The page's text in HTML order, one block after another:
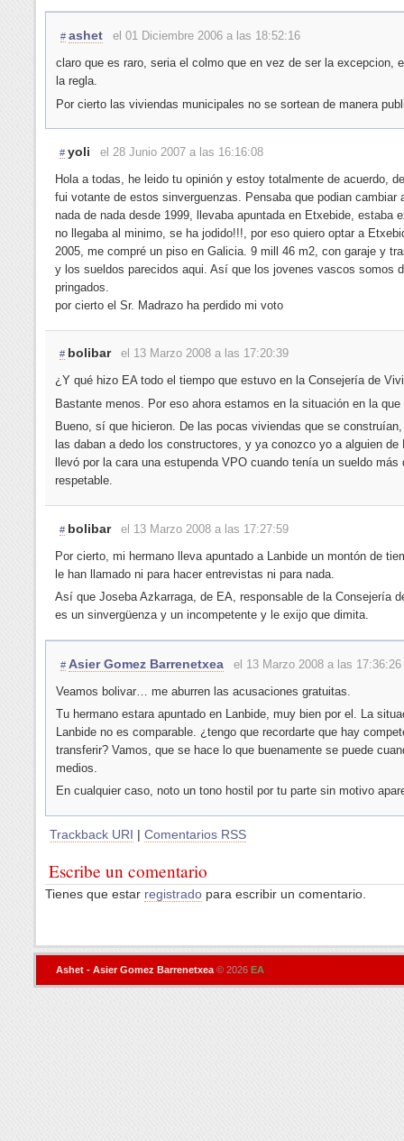
# ashet
el 01 Diciembre 2006 a las 18:52:16
claro que es raro, seria el colmo que en vez de ser la excepcion,
la regla.
Por cierto las viviendas municipales no se sortean de manera
# yoli
el 28 Junio 2007 a las 16:16:08
Hola a todas, he leido tu opinión y estoy totalmente de acuerdo,
fui votante de estos sinverguenzas. Pensaba que podian cambiar
nada de nada desde 1999, llevaba apuntada en Etxebide, estaba
no llegaba al minimo, se ha jodido!!!, por eso quiero optar a
2005, me compré un piso en Galicia. 9 mill 46 m2, con garaje y
y los sueldos parecidos aqui. Así que los jovenes vascos somos
pringados.
por cierto el Sr. Madrazo ha perdido mi voto
# bolibar
el 13 Marzo 2008 a las 17:20:39
¿Y qué hizo EA todo el tiempo que estuvo en la Consejería de
Bastante menos. Por eso ahora estamos en la situación en la
Bueno, sí que hicieron. De las pocas viviendas que se
las daban a dedo los constructores, y ya conozco yo a alguien de
llevó por la cara una estupenda VPO cuando tenía un sueldo más
respetable.
# bolibar
el 13 Marzo 2008 a las 17:27:59
Por cierto, mi hermano lleva apuntado a Lanbide un montón de
le han llamado ni para hacer entrevistas ni para nada.
Así que Joseba Azkarraga, de EA, responsable de la Consejería
es un sinvergüenza y un incompetente y le exijo que dimita.
# Asier Gomez Barrenetxea
el 13 Marzo 2008 a las 17:36:26
Veamos bolivar… me aburren las acusaciones gratuitas.
Tu hermano estara apuntado en Lanbide, muy bien por el. La
Lanbide no es comparable. ¿tengo que recordarte que hay
transferir? Vamos, que se hace lo que buenamente se puede
medios.
En cualquier caso, noto un tono hostil por tu parte sin motivo
Trackback URI | Comentarios RSS
Escribe un comentario
Tienes que estar registrado para escribir un comentario.
Ashet - Asier Gomez Barrenetxea© 2026 EA